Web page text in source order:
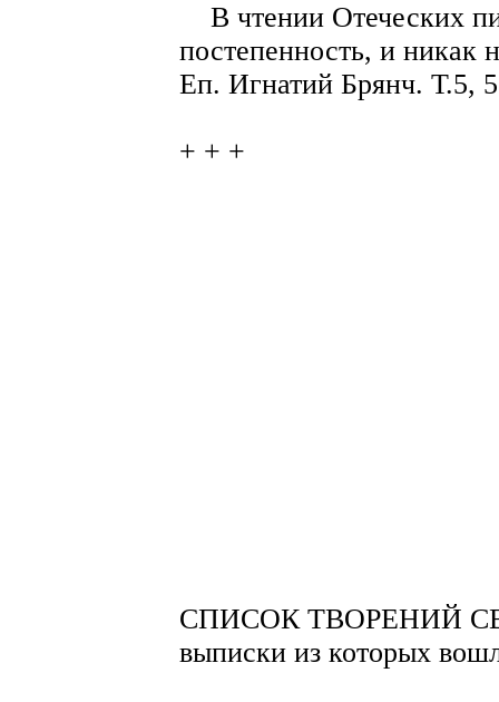
В чтении Отеческих
постепенность, и никак
Еп. Игнатий Брянч. Т.5,
+ + +
СПИСОК ТВОРЕНИЙ
выписки из которых